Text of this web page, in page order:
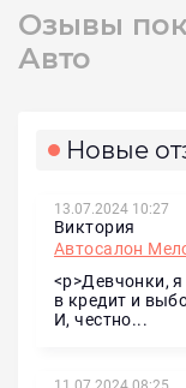
Озывы
Авто
Новые
13.07.2024 10:27
Виктория
Автосалон
<p>Девчонки,
в кредит и
И, честно...